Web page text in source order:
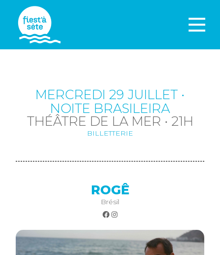
MERCREDI 29 JUILLET •
NOITE BRASILEIRA
THÉÂTRE DE LA MER • 21H
BILLETTERIE
ROGÊ
Brésil